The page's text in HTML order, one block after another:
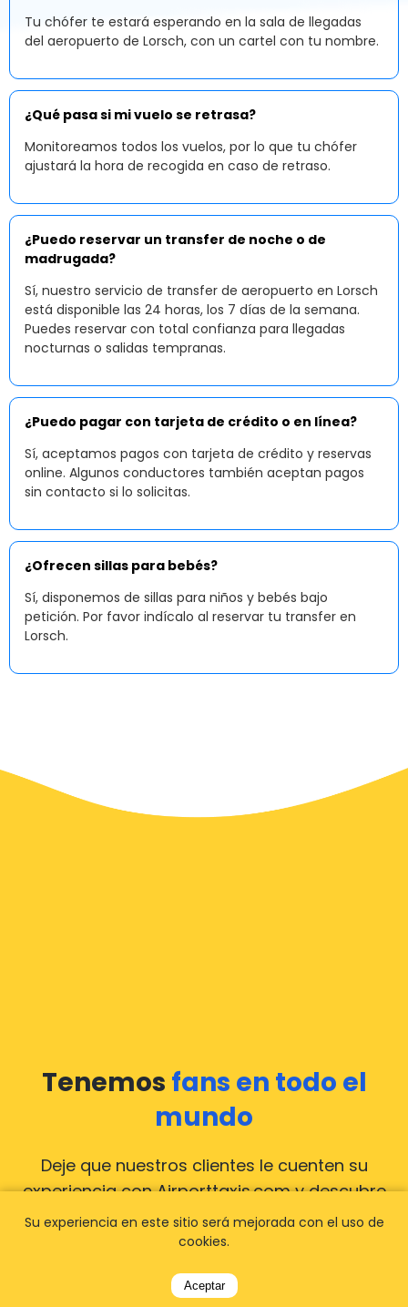
Tu chófer te estará esperando en la sala de llegadas
del aeropuerto de Lorsch, con un cartel con tu nombre.
¿Qué pasa si mi vuelo se retrasa?
Monitoreamos todos los vuelos, por lo que tu chófer
ajustará la hora de recogida en caso de retraso.
¿Puedo reservar un transfer de noche o de
madrugada?
Sí, nuestro servicio de transfer de aeropuerto en Lorsch
está disponible las 24 horas, los 7 días de la semana.
Puedes reservar con total confianza para llegadas
nocturnas o salidas tempranas.
¿Puedo pagar con tarjeta de crédito o en línea?
Sí, aceptamos pagos con tarjeta de crédito y reservas
online. Algunos conductores también aceptan pagos
sin contacto si lo solicitas.
¿Ofrecen sillas para bebés?
Sí, disponemos de sillas para niños y bebés bajo
petición. Por favor indícalo al reservar tu transfer en
Lorsch.
Tenemos fans en todo el
mundo
Deje que nuestros clientes le cuenten su
experiencia con Airporttaxis.comy descubre
por qué somostu mejor opciónpara
traslados al aeropuerto!
reseñas
Su experiencia en este sitio será mejorada con el uso de
cookies.
Aceptar